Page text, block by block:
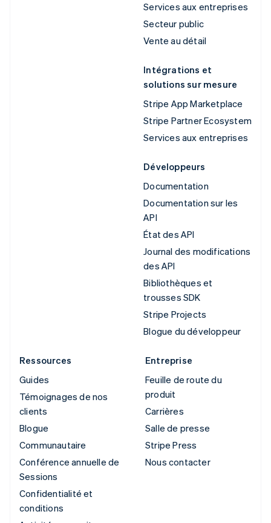
Services aux entreprises
Secteur public
Vente au détail
Intégrations et
solutions sur mesure
Stripe App Marketplace
Stripe Partner Ecosystem
Services aux entreprises
Développeurs
Documentation
Documentation sur les
API
État des API
Journal des modifications
des API
Bibliothèques et
trousses SDK
Stripe Projects
Blogue du développeur
Ressources
Guides
Témoignages de nos
clients
Blogue
Communautaire
Conférence annuelle de
Sessions
Confidentialité et
conditions
Entreprise
Feuille de route du
produit
Carrières
Salle de presse
Stripe Press
Nous contacter